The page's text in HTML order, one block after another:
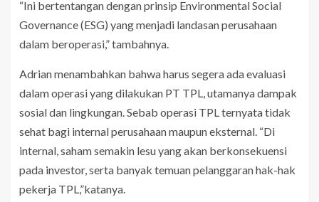
“Ini bertentangan dengan prinsip Environmental Social
Governance (ESG) yang menjadi landasan perusahaan
dalam beroperasi,” tambahnya.
Adrian menambahkan bahwa harus segera ada evaluasi
dalam operasi yang dilakukan PT TPL, utamanya dampak
sosial dan lingkungan. Sebab operasi TPL ternyata tidak
sehat bagi internal perusahaan maupun eksternal. “Di
internal, saham semakin lesu yang akan berkonsekuensi
pada investor, serta banyak temuan pelanggaran hak-hak
pekerja TPL,”katanya.